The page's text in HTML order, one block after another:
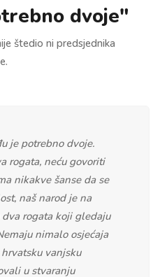
dvoje"
štedio ni predsjednika
je potrebno dvoje.
rogata, neću govoriti
nikakve šanse da se
naš narod je na
rogata koji gledaju
nimalo osjećaja
vanjsku
u stvaranju